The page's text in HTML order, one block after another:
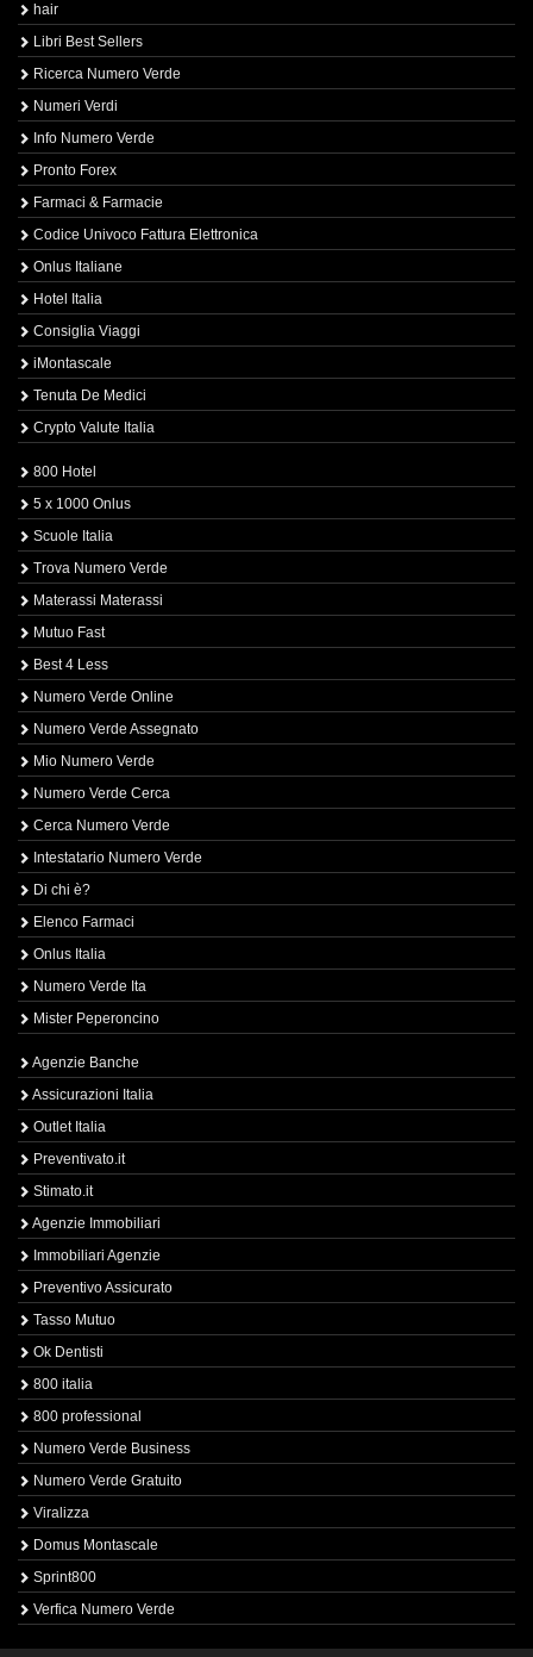
hair
Libri Best Sellers
Ricerca Numero Verde
Numeri Verdi
Info Numero Verde
Pronto Forex
Farmaci & Farmacie
Codice Univoco Fattura Elettronica
Onlus Italiane
Hotel Italia
Consiglia Viaggi
iMontascale
Tenuta De Medici
Crypto Valute Italia
800 Hotel
5 x 1000 Onlus
Scuole Italia
Trova Numero Verde
Materassi Materassi
Mutuo Fast
Best 4 Less
Numero Verde Online
Numero Verde Assegnato
Mio Numero Verde
Numero Verde Cerca
Cerca Numero Verde
Intestatario Numero Verde
Di chi è?
Elenco Farmaci
Onlus Italia
Numero Verde Ita
Mister Peperoncino
Agenzie Banche
Assicurazioni Italia
Outlet Italia
Preventivato.it
Stimato.it
Agenzie Immobiliari
Immobiliari Agenzie
Preventivo Assicurato
Tasso Mutuo
Ok Dentisti
800 italia
800 professional
Numero Verde Business
Numero Verde Gratuito
Viralizza
Domus Montascale
Sprint800
Verfica Numero Verde